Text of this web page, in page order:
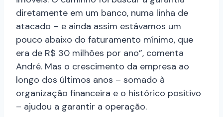
diretamente em um banco, numa linha de
atacado – e ainda assim estávamos um
pouco abaixo do faturamento mínimo, que
era de R$ 30 milhões por ano”, comenta
André. Mas o crescimento da empresa ao
longo dos últimos anos – somado à
organização financeira e o histórico positivo
– ajudou a garantir a operação.